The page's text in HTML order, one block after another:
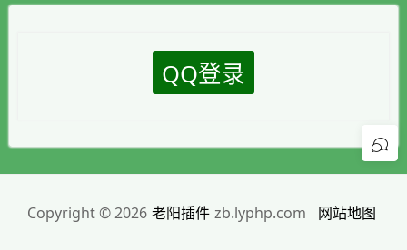
QQ登录
Copyright © 2026 老阳插件 zb.lyphp.com 网站地图